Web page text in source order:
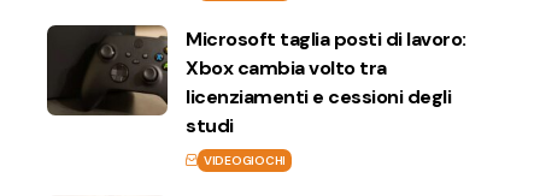
Microsoft taglia posti di lavoro:
Xbox cambia volto tra
licenziamenti e cessioni degli
studi
VIDEOGIOCHI